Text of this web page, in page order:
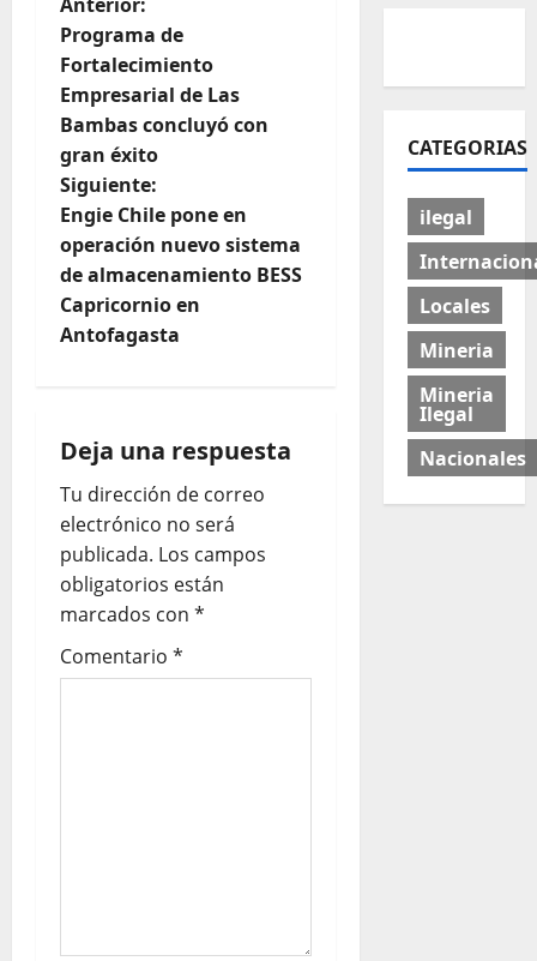
Programa de
Fortalecimiento
Empresarial de Las
Bambas concluyó con
gran éxito
Siguiente:
Engie Chile pone en
operación nuevo sistema
de almacenamiento BESS
Capricornio en
Antofagasta
Deja una respuesta
Tu dirección de correo
electrónico no será
publicada. Los campos
obligatorios están
marcados con *
Comentario *
CATEGORIAS
ilegal
Locales
Mineria
Mineria
Ilegal
Nacionales